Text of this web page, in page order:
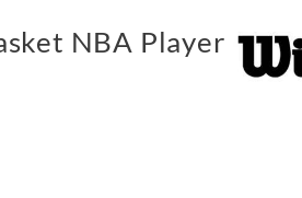
NBA Player